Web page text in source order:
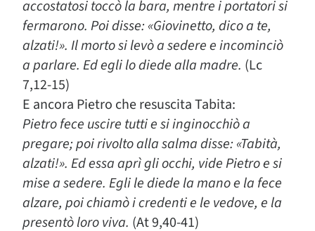
accostatosi toccò la bara, mentre i portatori si
fermarono. Poi disse: «Giovinetto, dico a te,
alzati!». Il morto si levò a sedere e incominciò
a parlare. Ed egli lo diede alla madre. (Lc
7,12-15)
E ancora Pietro che resuscita Tabita:
Pietro fece uscire tutti e si inginocchiò a
pregare; poi rivolto alla salma disse: «Tabità,
alzati!». Ed essa aprì gli occhi, vide Pietro e si
mise a sedere. Egli le diede la mano e la fece
alzare, poi chiamò i credenti e le vedove, e la
presentò loro viva. (At 9,40-41)